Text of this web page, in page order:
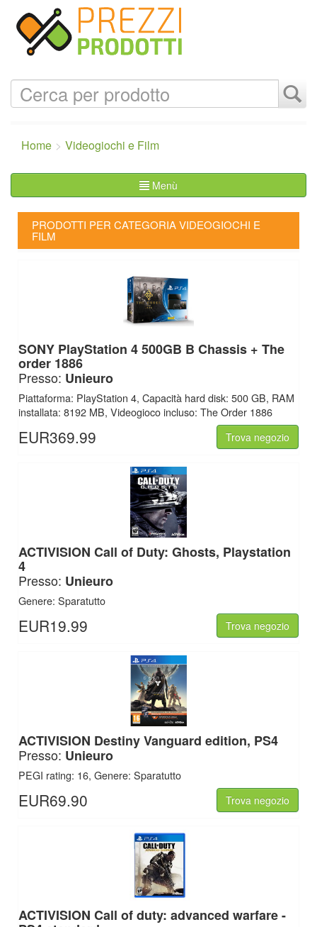
Home Videogiochi e Film
Menù
PRODOTTI PER CATEGORIA VIDEOGIOCHI E
FILM
SONY PlayStation 4 500GB B Chassis + The
order 1886
Presso: Unieuro
Piattaforma: PlayStation 4, Capacità hard disk: 500 GB, RAM
installata: 8192 MB, Videogioco incluso: The Order 1886
EUR369.99 Trova negozio
ACTIVISION Call of Duty: Ghosts, Playstation
4
Presso: Unieuro
Genere: Sparatutto
EUR19.99 Trova negozio
ACTIVISION Destiny Vanguard edition, PS4
Presso: Unieuro
PEGI rating: 16, Genere: Sparatutto
EUR69.90 Trova negozio
ACTIVISION Call of duty: advanced warfare -